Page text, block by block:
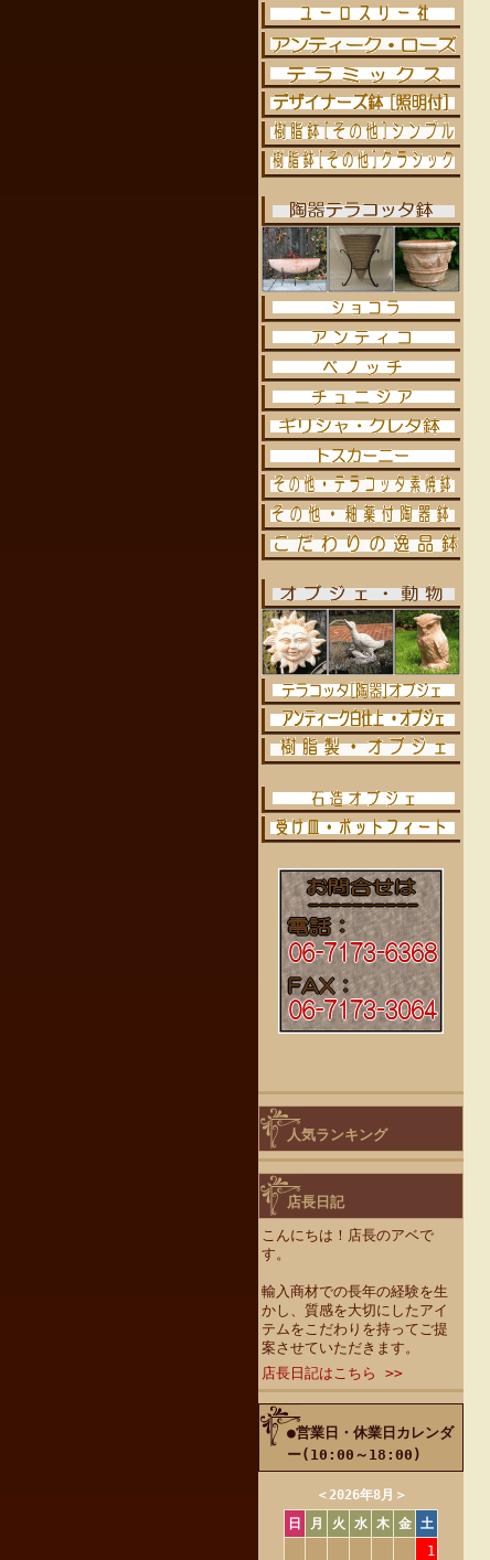
人気ランキング
店長日記
こんにちは！店長のアベで
す。
輸入商材での長年の経験を生
かし、質感を大切にしたアイ
テムをこだわりを持ってご提
案させていただきます。
店長日記はこちら >>
●営業日・休業日カレンダ
ー(10:00～18:00)
＜2026年8月 ＞
日
月 火 水 木 金
土
1